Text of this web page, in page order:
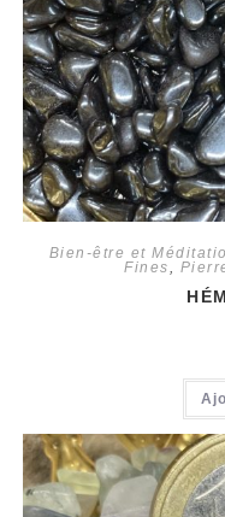
Bien-être et
Fines,